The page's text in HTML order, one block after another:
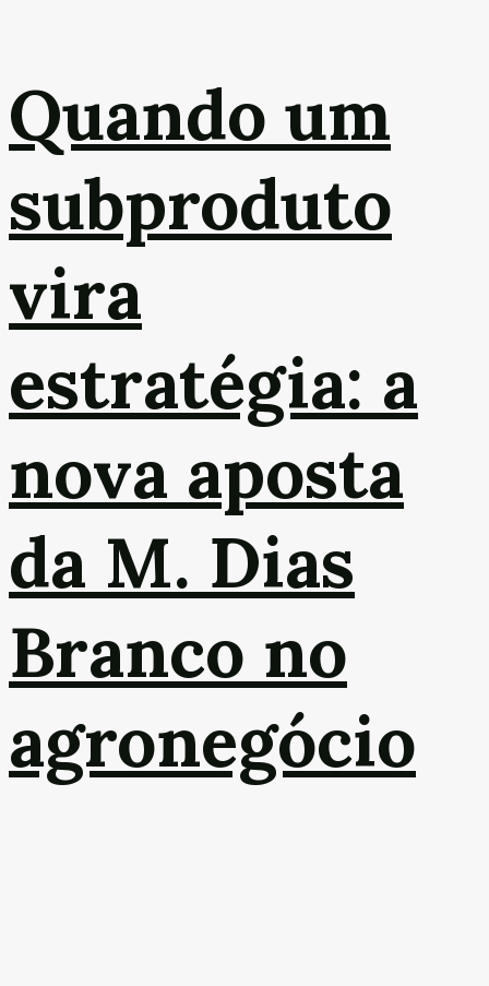
Quando um
subproduto
vira
estratégia: a
nova aposta
da M. Dias
Branco no
agronegócio